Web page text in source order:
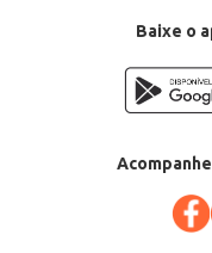
Baixe o